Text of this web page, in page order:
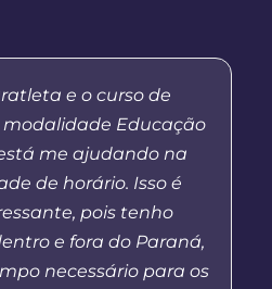
e o curso de
Educação
me ajudando na
de horário. Isso é
pois tenho
e fora do Paraná,
necessário para os